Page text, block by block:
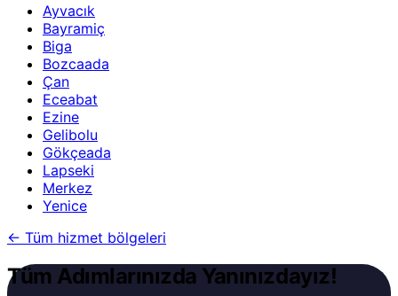
Ayvacık
Bayramiç
Biga
Bozcaada
Çan
Eceabat
Ezine
Gelibolu
Gökçeada
Lapseki
Merkez
Yenice
← Tüm hizmet bölgeleri
Tüm Adımlarınızda Yanınızdayız!